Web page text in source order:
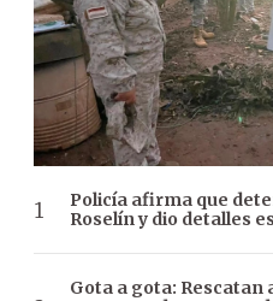
Policía afirma que
Roselín y dio detalles
Gota a gota: Rescatan